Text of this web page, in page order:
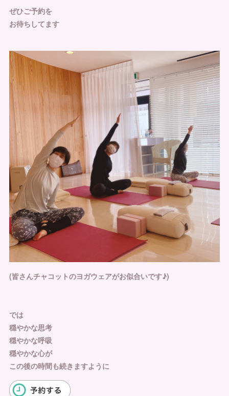
ぜひご予約を
お待ちしてます
(皆さんチャコットのヨガウェアがお似合いです♪)
では
穏やかな思考
穏やかな呼吸
穏やかな心が
この後の時間も続きますように